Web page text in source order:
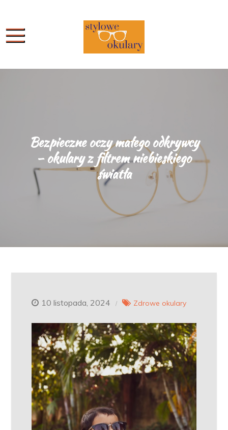
content
Bezpieczne oczy małego odkrywcy
– okulary z filtrem niebieskiego
światła
10 listopada, 2024 Zdrowe okulary